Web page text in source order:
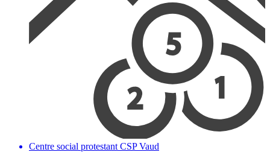
Centre social protestant CSP Vaud